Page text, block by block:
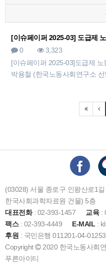
[이슈페이퍼 2025-03] 도급제
0
3,323
[이슈페이퍼 2025-03]도급제
박용철 (한국노동사회연구소
(03028) 서울 종로구 인왕산로1
한국사회과학자료원 건물) 5층
대표전화: 02-393-1457 교육:
팩스: 02-393-4449 E-MAIL :
후원 : 국민은행 011201-04-
Copyright
2020 한국노동사회
푸른아이티